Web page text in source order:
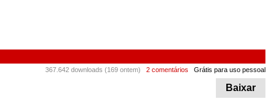
367.642 downloads (169 ontem) 2 comentários Grátis para uso pessoal
Baixar